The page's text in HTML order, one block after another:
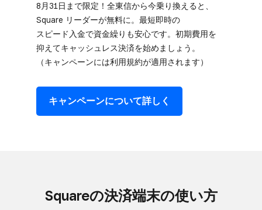
8月31日まで​限定！​全東​信から​今乗り換えると、​
Square リーダーが​無料に。​最短即時の​
スピード入金で​資金繰りも​安心です。​初期費用を​
抑えて​キャッシュレス決済を​始めましょう。​
（キャンペーンには​利用規約が​適用されます）
キャンペーンに​ついて​詳しく
Squareの​決済端末の​使い方